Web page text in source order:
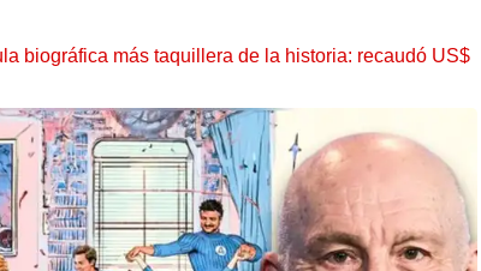
biográfica más taquillera de la historia: recaudó US$